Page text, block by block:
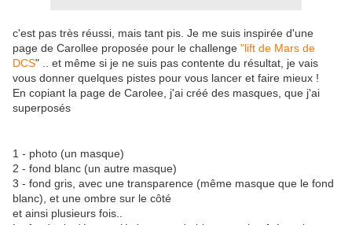
c'est pas très réussi, mais tant pis. Je me suis inspirée d'une
page de Carollee proposée pour le challenge "lift de Mars de
DCS" .. et même si je ne suis pas contente du résultat, je vais
vous donner quelques pistes pour vous lancer et faire mieux !
En copiant la page de Carolee, j'ai créé des masques, que j'ai
superposés
1 - photo (un masque)
2 - fond blanc (un autre masque)
3 - fond gris, avec une transparence (même masque que le fond
blanc), et une ombre sur le côté
et ainsi plusieurs fois..